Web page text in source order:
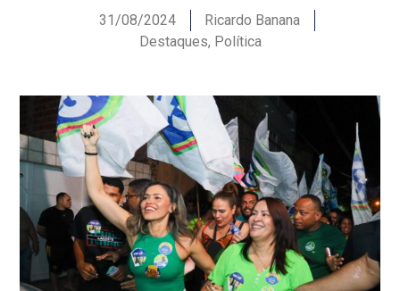
31/08/2024
Ricardo Banana
Destaques, Política